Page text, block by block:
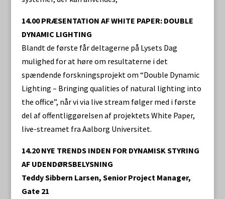
14.00 PRÆSENTATION AF WHITE PAPER: DOUBLE
DYNAMIC LIGHTING
Blandt de første får deltagerne på Lysets Dag
mulighed for at høre om resultaterne i det
spændende forskningsprojekt om “Double Dynamic
Lighting – Bringing qualities of natural lighting into
the office”, når vi via live stream følger med i første
del af offentliggørelsen af projektets White Paper,
live-streamet fra Aalborg Universitet.
14.20 NYE TRENDS INDEN FOR DYNAMISK STYRING
AF UDENDØRSBELYSNING
Teddy Sibbern Larsen, Senior Project Manager,
Gate 21